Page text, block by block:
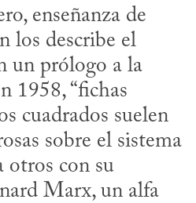
enseñanza de
los describe el
un prólogo a la
1958, “fichas
cuadrados suelen
sobre el sistema
otros con su
Marx, un alfa